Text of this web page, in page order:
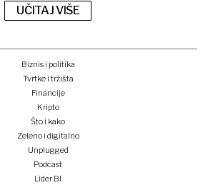
UČITAJ VIŠE
Biznis i politika
Tvrtke i tržišta
Financije
Kripto
Što i kako
Zeleno i digitalno
Unplugged
Podcast
Lider BI